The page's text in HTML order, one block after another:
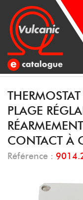
PLAGE
CONTACT À
Référence :